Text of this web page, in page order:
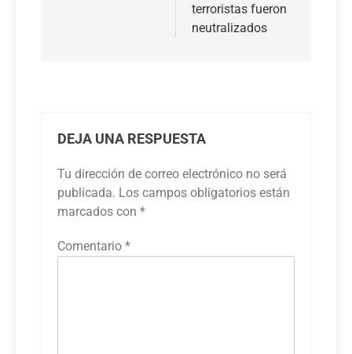
terroristas fueron
neutralizados
DEJA UNA RESPUESTA
Tu dirección de correo electrónico no será
publicada. Los campos obligatorios están
marcados con *
Comentario *